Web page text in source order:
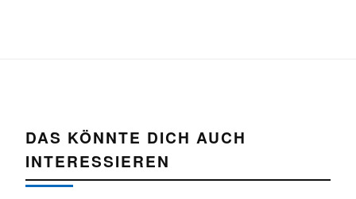
DAS KÖNNTE DICH AUCH
INTERESSIEREN